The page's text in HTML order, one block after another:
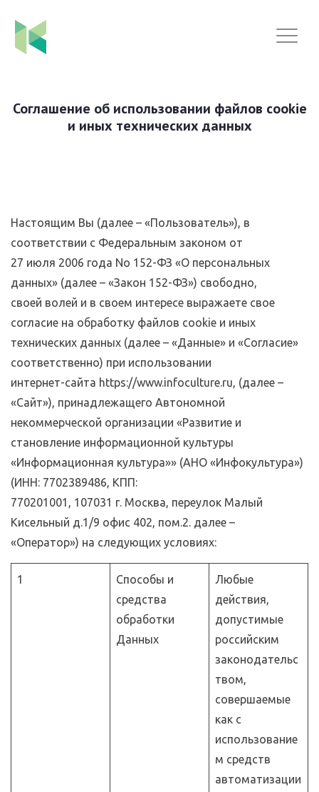
Соглашение об использовании файлов cookie
и иных технических данных
Настоящим Вы (далее – «Пользователь»), в
соответствии с Федеральным законом от
27 июля 2006 года No 152-ФЗ «О персональных
данных» (далее – «Закон 152-ФЗ») свободно,
своей волей и в своем интересе выражаете свое
согласие на обработку файлов сookie и иных
технических данных (далее – «Данные» и «Согласие»
соответственно) при использовании
интернет-сайта https://www.infoculture.ru, (далее –
«Сайт»), принадлежащего Автономной
некоммерческой организации «Развитие и
становление информационной культуры
«Информационная культура»» (АНО «Инфокультура»)
(ИНН: 7702389486, КПП:
770201001, 107031 г. Москва, переулок Малый
Кисельный д.1/9 офис 402, пом.2. далее –
«Оператор») на следующих условиях:
1
Способы и
средства
обработки
Данных
Любые
действия,
допустимые
российским
законодательс
твом,
совершаемые
как с
использование
м средств
автоматизации